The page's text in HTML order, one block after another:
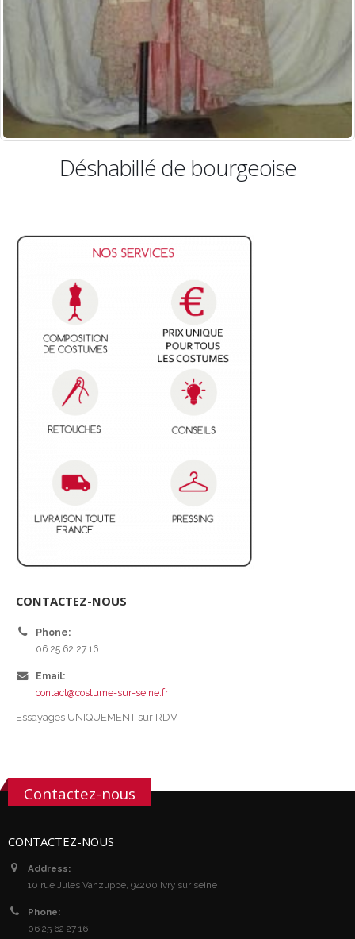
de bourgeoise
CONTACTEZ-NOUS
Phone:
06 25 62 27 16
Email:
contact@costume-sur-seine.fr
Essayages UNIQUEMENT sur RDV
Contactez-nous
CONTACTEZ-NOUS
Address:
10 rue Jules Vanzuppe, 94200 Ivry sur seine
Phone:
06 25 62 27 16